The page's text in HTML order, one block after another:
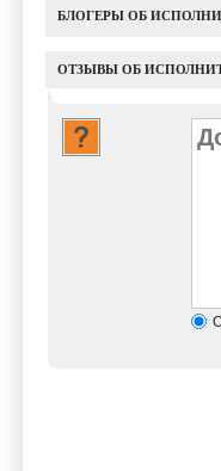
БЛОГЕРЫ ОБ
ОТЗЫВЫ ОБ